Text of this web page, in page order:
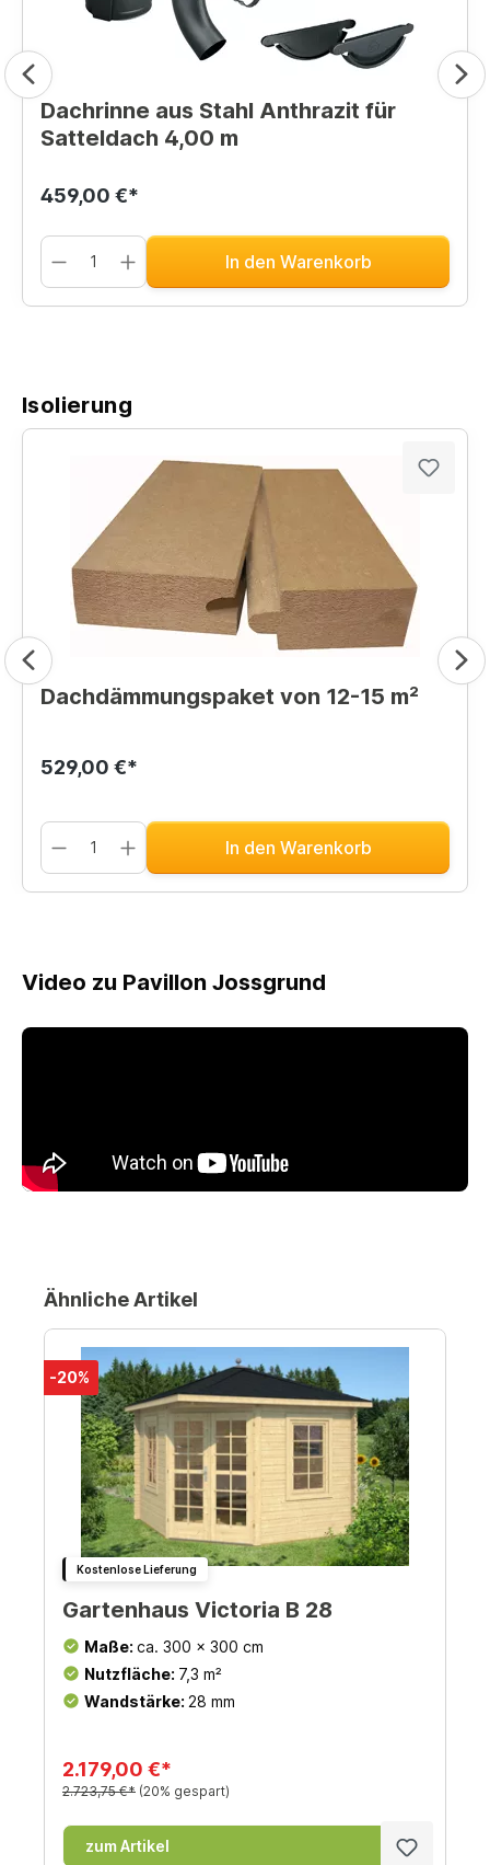
Dachrinne aus Stahl Anthrazit für
Satteldach 4,00 m
459,00 €*
In den Warenkorb
Isolierung
Dachdämmungspaket von 12-15 m²
529,00 €*
In den Warenkorb
Video zu Pavillon Jossgrund
Ähnliche Artikel
-20%
Kostenlose Lieferung
Gartenhaus Victoria B 28
Maße: ca. 300 x 300 cm
Nutzfläche: 7,3 m²
Wandstärke: 28 mm
2.179,00 €*
2.723,75 €* (20% gespart)
zum Artikel